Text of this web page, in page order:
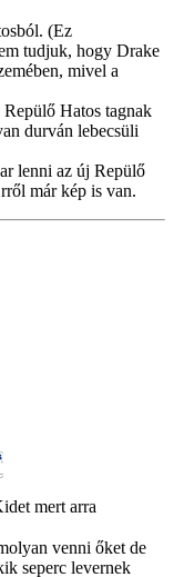
(Ez
tudjuk, hogy Drake
mivel a
Hatos tagnak
durván lebecsüli
lenni az új Repülő
már kép is van.
mert arra
venni őket de
seperc levernek